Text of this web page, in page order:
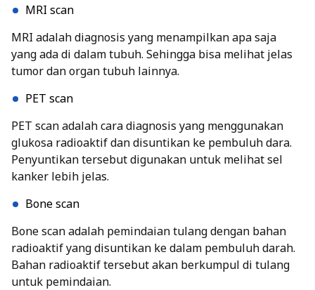
MRI scan
MRI adalah diagnosis yang menampilkan apa saja
yang ada di dalam tubuh. Sehingga bisa melihat jelas
tumor dan organ tubuh lainnya.
PET scan
PET scan adalah cara diagnosis yang menggunakan
glukosa radioaktif dan disuntikan ke pembuluh dara.
Penyuntikan tersebut digunakan untuk melihat sel
kanker lebih jelas.
Bone scan
Bone scan adalah pemindaian tulang dengan bahan
radioaktif yang disuntikan ke dalam pembuluh darah.
Bahan radioaktif tersebut akan berkumpul di tulang
untuk pemindaian.